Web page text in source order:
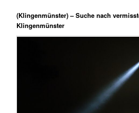
(Klingenmünster) – Suche nach
Klingenmünster